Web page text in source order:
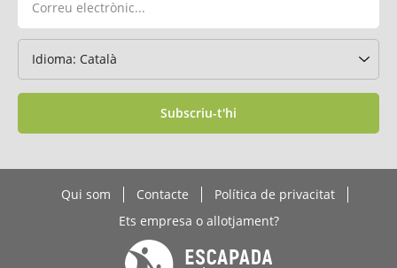
Subscriu-t'hi
Qui som Contacte
Política de privacitat
Ets empresa o allotjament?